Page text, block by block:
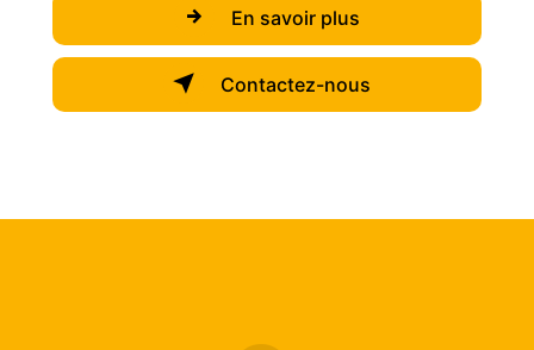
En savoir plus
Contactez-nous